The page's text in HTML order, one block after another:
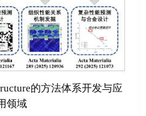
的方法体系开发与应
领域